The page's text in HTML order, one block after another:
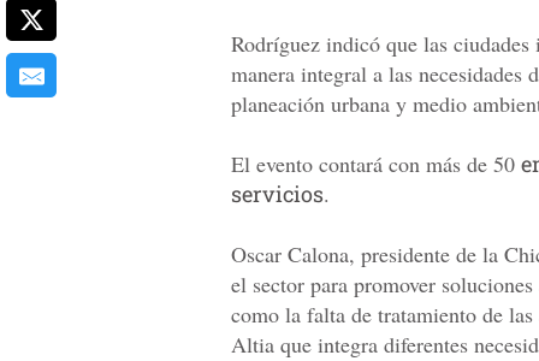
Rodríguez indicó que las ciudades
manera integral a las necesidades
planeación urbana y medio
El evento contará con más de 50
servicios.
Oscar Calona, presidente de la
el sector para promover
como la falta de tratamiento de las
Altia que integra diferentes